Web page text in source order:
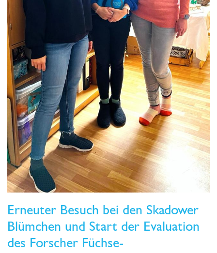
Erneuter Besuch bei den Skadower
Blümchen und Start der Evaluation
des Forscher Füchse-